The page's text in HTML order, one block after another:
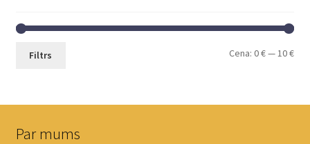
Filtrs Cena:0 €— 10 €
Par mums